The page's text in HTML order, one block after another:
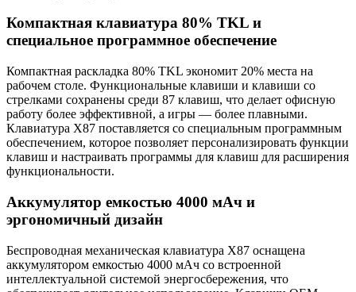
Компактная клавиатура 80% TKL и
специальное программное обеспечение
Компактная раскладка 80% TKL экономит 20% места на
рабочем столе. Функциональные клавиши и клавиши со
стрелками сохранены среди 87 клавиш, что делает офисную
работу более эффективной, а игры — более плавными.
Клавиатура X87 поставляется со специальным программным
обеспечением, которое позволяет персонализировать функции
клавиш и настраивать программы для клавиш для расширения
функциональности.
Аккумулятор емкостью 4000 мАч и
эргономичный дизайн
Беспроводная механическая клавиатура X87 оснащена
аккумулятором емкостью 4000 мАч со встроенной
интеллектуальной системой энергосбережения, что